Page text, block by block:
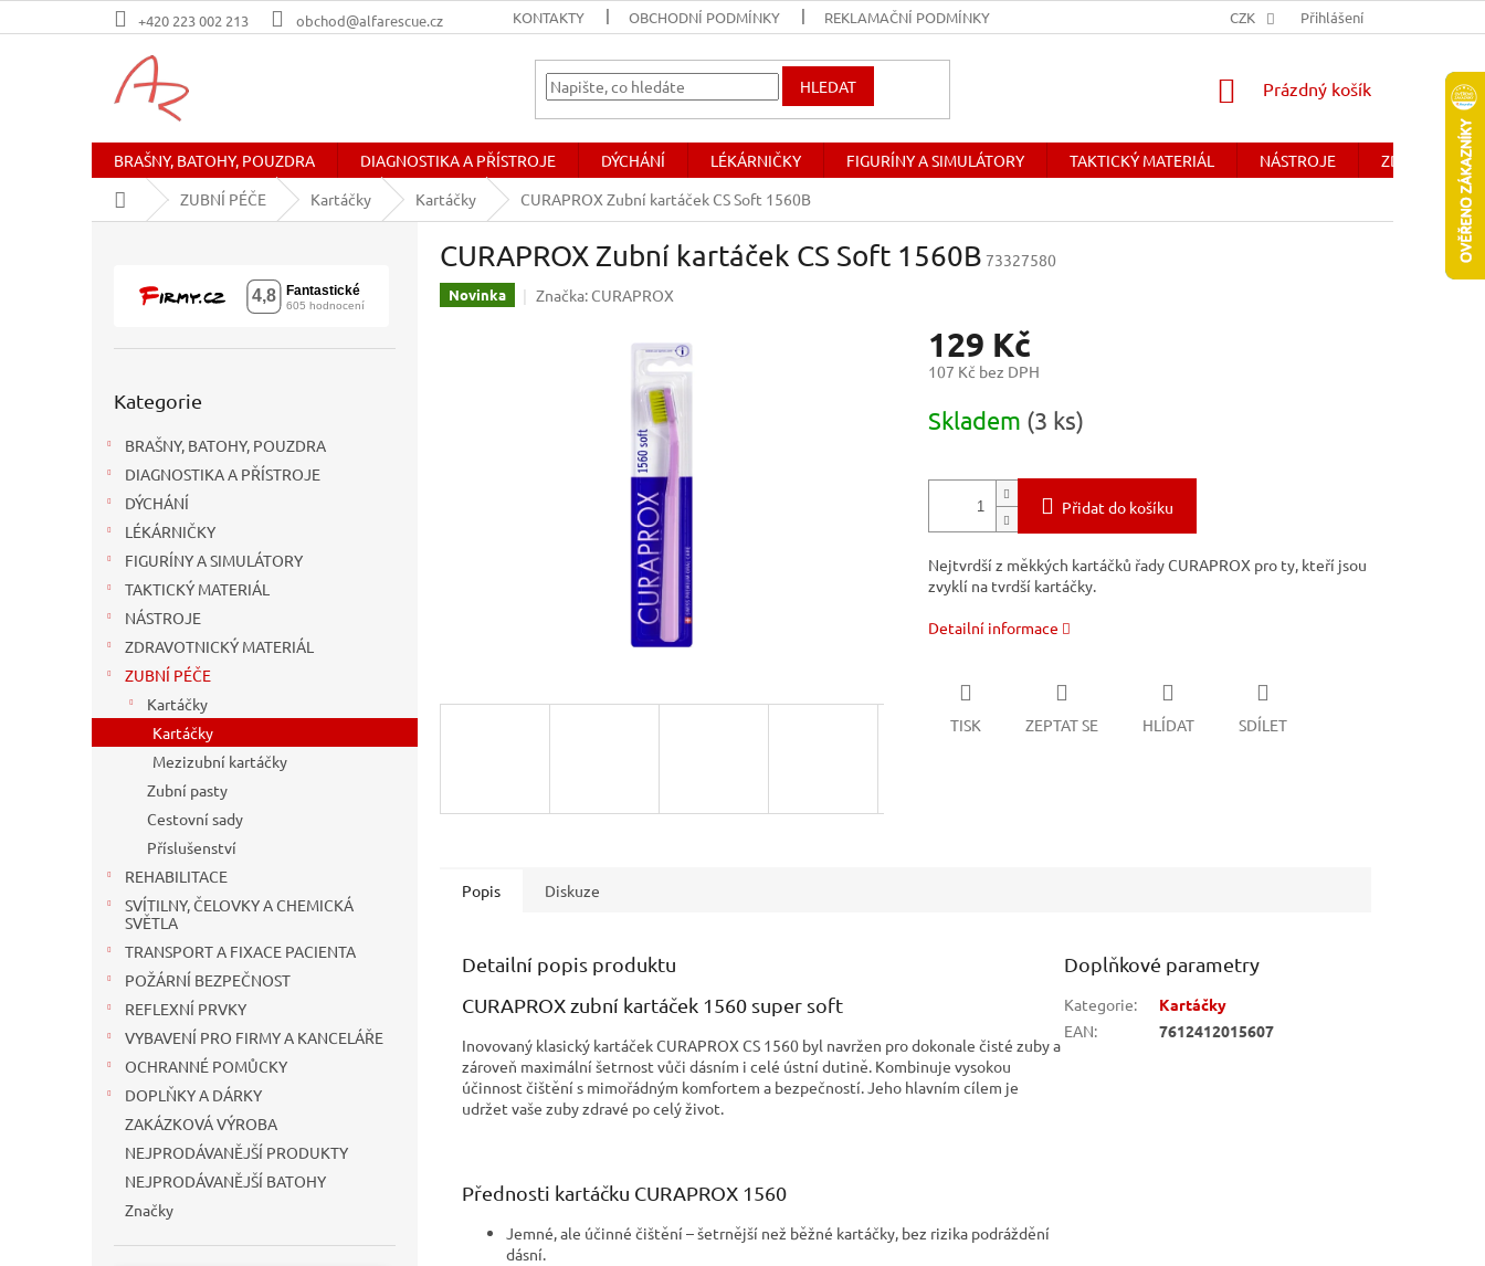
na
+420 223 002 213 obchod@alfarescue.cz KONTAKTY OBCHODNÍ PODMÍNKY REKLAMAČNÍ PODMÍNKY OBCHODNÉ PODMIENKY - SLOVENSKO DOPRAVA A PLATBA
CZK Přihlášení
HLEDAT
NÁKUPNÍ
Prázdný košík
BRAŠNY, BATOHY, POUZDRA DIAGNOSTIKA A PŘÍSTROJE DÝCHÁNÍ LÉKÁRNIČKY FIGURÍNY A SIMULÁTORY TAKTICKÝ MATERIÁL NÁSTROJE
Domů ZUBNÍ PÉČE Kartáčky Kartáčky CURAPROX Zubní kartáček CS Soft 1560B
kategorie
Kategorie
BRAŠNY, BATOHY, POUZDRA
DIAGNOSTIKA A PŘÍSTROJE
DÝCHÁNÍ
LÉKÁRNIČKY
FIGURÍNY A SIMULÁTORY
TAKTICKÝ MATERIÁL
NÁSTROJE
ZDRAVOTNICKÝ MATERIÁL
ZUBNÍ PÉČE
Kartáčky
Kartáčky
Mezizubní kartáčky
Zubní pasty
Cestovní sady
Příslušenství
REHABILITACE
SVÍTILNY, ČELOVKY A CHEMICKÁ
SVĚTLA
TRANSPORT A FIXACE PACIENTA
POŽÁRNÍ BEZPEČNOST
REFLEXNÍ PRVKY
VYBAVENÍ PRO FIRMY A KANCELÁŘE
OCHRANNÉ POMŮCKY
DOPLŇKY A DÁRKY
ZAKÁZKOVÁ VÝROBA
NEJPRODÁVANĚJŠÍ PRODUKTY
NEJPRODÁVANĚJŠÍ BATOHY
Značky
CURAPROX Zubní kartáček CS Soft 1560B 73327580
Novinka Značka: CURAPROX
129 Kč
107 Kč bez DPH
cena:
Skladem (3 ks)
Přidat do košíku
Nejtvrdší z měkkých kartáčků řady CURAPROX pro ty, kteří jsou
zvyklí na tvrdší kartáčky.
Detailní informace
TISK ZEPTAT SE HLÍDAT SDÍLET
Popis Diskuze
Detailní popis produktu
CURAPROX zubní kartáček 1560 super soft
Inovovaný klasický kartáček CURAPROX CS 1560 byl navržen pro dokonale čisté zuby a
zároveň maximální šetrnost vůči dásním i celé ústní dutině. Kombinuje vysokou
účinnost čištění s mimořádným komfortem a bezpečností. Jeho hlavním cílem je
udržet vaše zuby zdravé po celý život.
Přednosti kartáčku CURAPROX 1560
Jemné, ale účinné čištění – šetrnější než běžné kartáčky, bez rizika podráždění
dásní.
Doplňkové parametry
Kategorie:
Kartáčky
EAN: 7612412015607